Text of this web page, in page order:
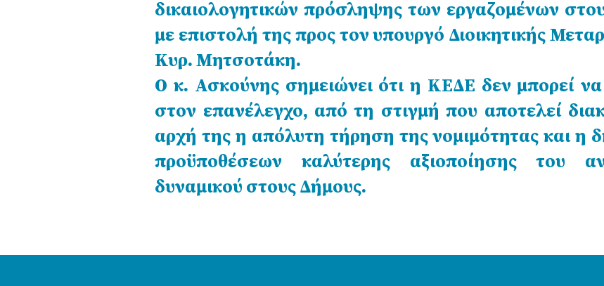
δικαιολογητικών πρόσληψης των εργαζομένων
με επιστολή της προς τον υπουργό Διοικητικής
Κυρ. Μητσοτάκη.
Ο κ. Ασκούνης σημειώνει ότι η ΚΕΔΕ δεν μπορεί να
στον επανέλεγχο, από τη στιγμή που αποτελεί
αρχή της η απόλυτη τήρηση της νομιμότητας και η
προϋποθέσεων καλύτερης αξιοποίησης του
δυναμικού στους Δήμους.